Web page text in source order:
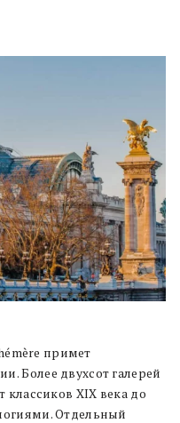
примет
Более двухсот галерей
классиков XIX века до
Отдельный